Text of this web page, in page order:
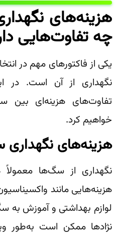
هزینه‌های
چه تفاوت‌هایی
یکی از فاکتورهای مهم در
نگهداری از آن است. در
تفاوت‌های هزینه‌ای بین
خواهیم کرد.
هزینه‌های
نگهداری از سگ‌ها معمولاً
هزینه‌هایی مانند
لوازم بهداشتی و آموزش به
نژادها ممکن است به‌طور